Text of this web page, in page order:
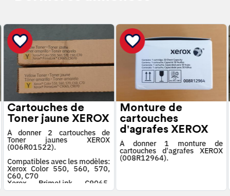
Cartouches de
Toner jaune XEROX
À donner 2 cartouches de
Toner jaunes XEROX
(006R01522).
Compatibles avec les modèles:
Xerox Color 550, 560, 570,
C60, C70
Xerox PrimeLink C9065,
C9070
Monture de
cartouches
d'agrafes XEROX
À donner 1 monture de
cartouches d'agrafes XEROX
(008R12964).